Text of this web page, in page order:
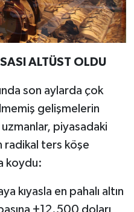
ALTÜST OLDU
son aylarda çok
gelişmelerin
piyasadaki
radikal ters köşe
koydu:
kıyasla en pahalı altın
+12.500 doları